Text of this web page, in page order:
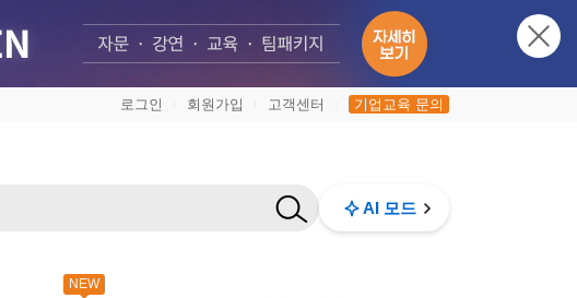
로그인 회원가입 고객센터 기업교육 문의
AI 모드
NEW